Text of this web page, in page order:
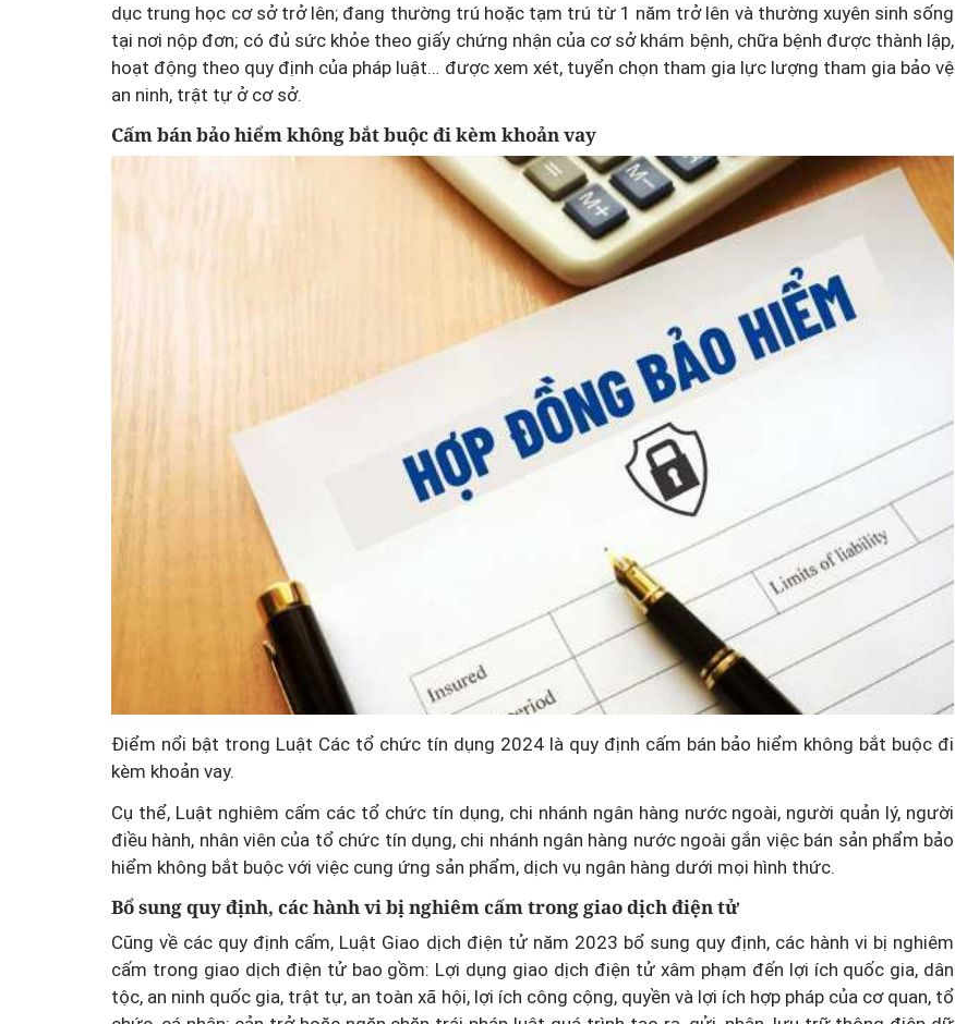
dục trung học cơ sở trở lên; đang thường trú hoặc tạm trú từ 1 năm trở lên và thường xuyên sinh sống
tại nơi nộp đơn; có đủ sức khỏe theo giấy chứng nhận của cơ sở khám bệnh, chữa bệnh được thành lập,
hoạt động theo quy định của pháp luật… được xem xét, tuyển chọn tham gia lực lượng tham gia bảo vệ
an ninh, trật tự ở cơ sở.
Cấm bán bảo hiểm không bắt buộc đi kèm khoản vay
Điểm nổi bật trong Luật Các tổ chức tín dụng 2024 là quy định cấm bán bảo hiểm không bắt buộc đi
kèm khoản vay.
Cụ thể, Luật nghiêm cấm các tổ chức tín dụng, chi nhánh ngân hàng nước ngoài, người quản lý, người
điều hành, nhân viên của tổ chức tín dụng, chi nhánh ngân hàng nước ngoài gắn việc bán sản phẩm bảo
hiểm không bắt buộc với việc cung ứng sản phẩm, dịch vụ ngân hàng dưới mọi hình thức.
Bổ sung quy định, các hành vi bị nghiêm cấm trong giao dịch điện tử
Cũng về các quy định cấm, Luật Giao dịch điện tử năm 2023 bổ sung quy định, các hành vi bị nghiêm
cấm trong giao dịch điện tử bao gồm: Lợi dụng giao dịch điện tử xâm phạm đến lợi ích quốc gia, dân
tộc, an ninh quốc gia, trật tự, an toàn xã hội, lợi ích công cộng, quyền và lợi ích hợp pháp của cơ quan, tổ